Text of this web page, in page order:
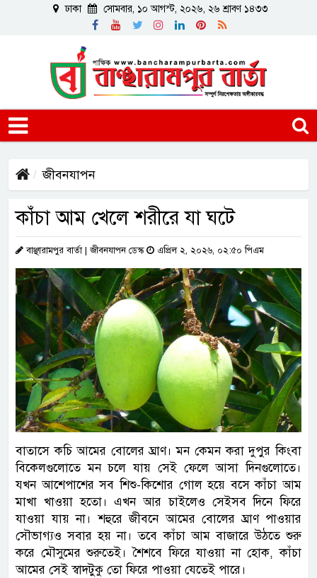
ঢাকা সোমবার, ১০ আগস্ট, ২০২৬, ২৬ শ্রাবণ ১৪৩৩
জীবনযাপন
কাঁচা আম খেলে শরীরে যা ঘটে
বাঞ্ছারামপুর বার্তা | জীবনযাপন ডেস্ক এপ্রিল ২, ২০২৬, ০২:৫০ পিএম
বাতাসে কচি আমের বোলের ঘ্রাণ। মন কেমন করা দুপুর কিংবা
বিকেলগুলোতে মন চলে যায় সেই ফেলে আসা দিনগুলোতে।
যখন আশেপাশের সব শিশু-কিশোর গোল হয়ে বসে কাঁচা আম
মাখা খাওয়া হতো। এখন আর চাইলেও সেইসব দিনে ফিরে
যাওয়া যায় না। শহুরে জীবনে আমের বোলের ঘ্রাণ পাওয়ার
সৌভাগ্যও সবার হয় না। তবে কাঁচা আম বাজারে উঠতে শুরু
করে মৌসুমের শুরুতেই। শৈশবে ফিরে যাওয়া না হোক, কাঁচা
আমের সেই স্বাদটুকু তো ফিরে পাওয়া যেতেই পারে।